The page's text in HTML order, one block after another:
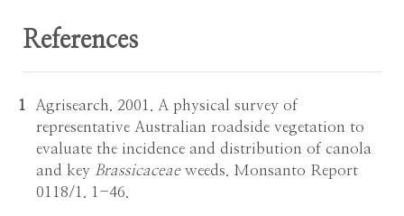
References
1
Agrisearch. 2001. A physical survey of
representative Australian roadside vegetation to
evaluate the incidence and distribution of canola
and key Brassicaceaeweeds. Monsanto Report
0118/1. 1-46.